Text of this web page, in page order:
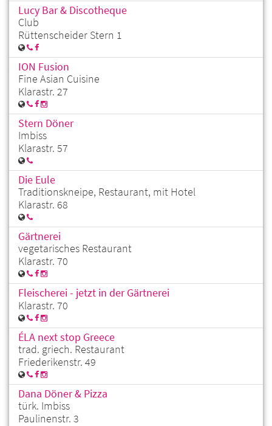
Lucy Bar & Discotheque
Club
Rüttenscheider Stern 1
ION Fusion
Fine Asian Cuisine
Klarastr. 27
Stern Döner
Imbiss
Klarastr. 57
Die Eule
Traditionskneipe, Restaurant, mit Hotel
Klarastr. 68
Gärtnerei
vegetarisches Restaurant
Klarastr. 70
Fleischerei - jetzt in der Gärtnerei
Klarastr. 70
ÉLA next stop Greece
trad. griech. Restaurant
Friederikenstr. 49
Dana Döner & Pizza
türk. Imbiss
Paulinenstr. 3